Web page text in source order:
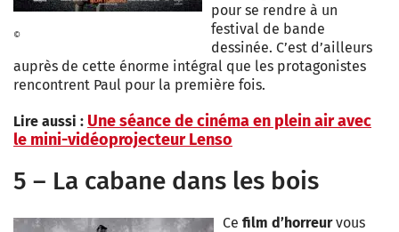
©
pour se rendre à un
festival de bande
dessinée. C’est d’ailleurs
auprès de cette énorme intégral que les protagonistes
rencontrent Paul pour la première fois.
Lire aussi : Une séance de cinéma en plein air avec
le mini-vidéoprojecteur Lenso
5 – La cabane dans les bois
Ce film d’horreurvous